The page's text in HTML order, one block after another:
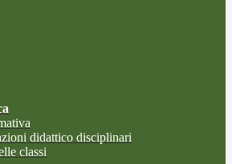
didattico disciplinari
classi